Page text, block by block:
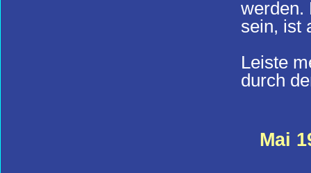
werden.
sein, ist
Leiste
durch
Mai